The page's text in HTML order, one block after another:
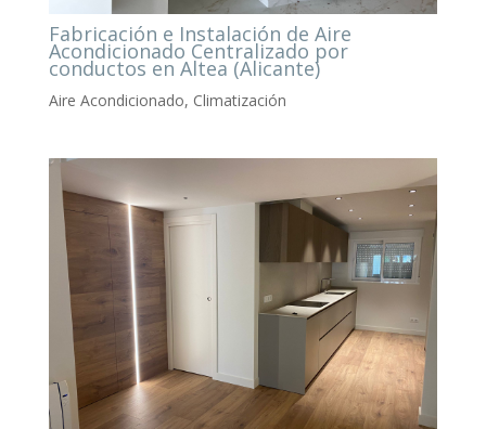
Fabricación e Instalación de Aire
Acondicionado Centralizado por
conductos en Altea (Alicante)
Aire Acondicionado, Climatización